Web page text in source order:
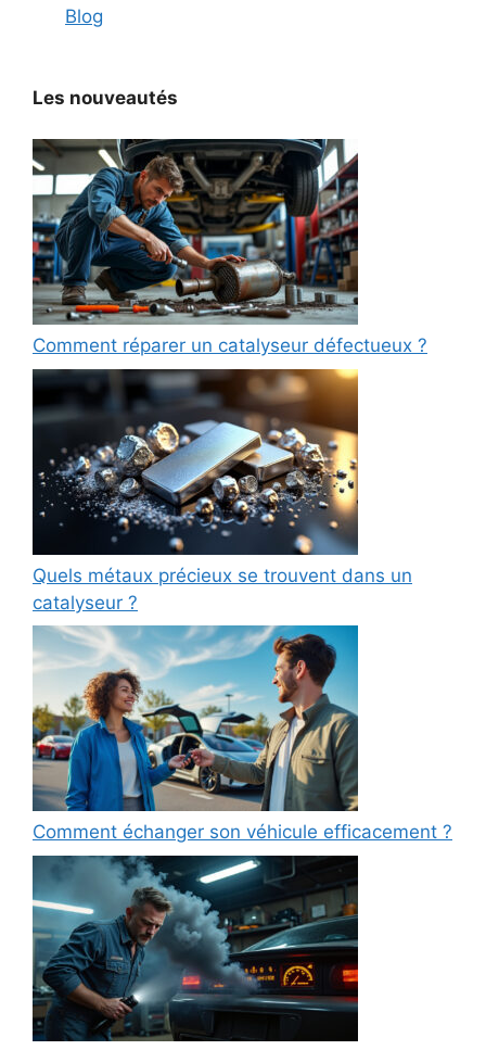
Blog
Les nouveautés
Comment réparer un catalyseur défectueux ?
Quels métaux précieux se trouvent dans un
catalyseur ?
Comment échanger son véhicule efficacement ?